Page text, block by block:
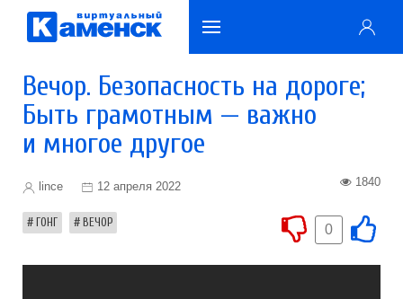
Вечор. Безопасность на дороге;
Быть грамотным — важно
и многое другое
lince 12 апреля 2022 1840
ГОНГ ВЕЧОР 0